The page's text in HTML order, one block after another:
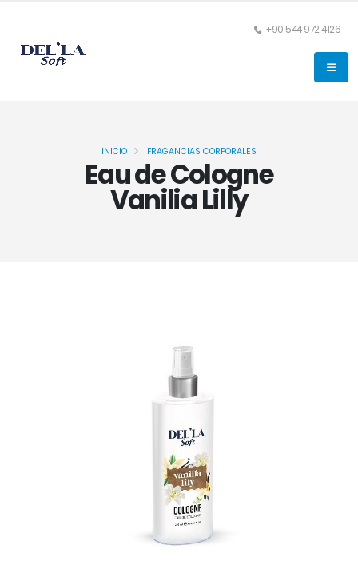
+90 544 972 4126
Eau de Cologne
Vanilia Lilly
INICIO FRAGANCIAS CORPORALES